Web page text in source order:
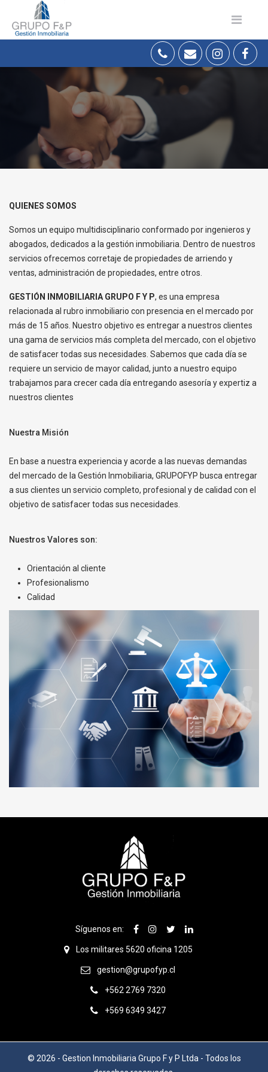
QUIENES SOMOS
Somos un equipo multidisciplinario conformado por ingenieros y
abogados, dedicados a la gestión inmobiliaria. Dentro de nuestros
servicios ofrecemos corretaje de propiedades de arriendo y
ventas, administración de propiedades, entre otros.
GESTIÓN INMOBILIARIA GRUPO F Y P, es una empresa
relacionada al rubro inmobiliario con presencia en el mercado por
más de 15 años. Nuestro objetivo es entregar a nuestros clientes
una gama de servicios más completa del mercado, con el objetivo
de satisfacer todas sus necesidades. Sabemos que cada día se
requiere un servicio de mayor calidad, junto a nuestro equipo
trabajamos para crecer cada día entregando asesoría y expertiz a
nuestros clientes
Nuestra Misión
En base a nuestra experiencia y acorde a las nuevas demandas
del mercado de la Gestión Inmobiliaria, GRUPOFYP busca entregar
a sus clientes un servicio completo, profesional y de calidad con el
objetivo de satisfacer todas sus necesidades.
Nuestros Valores son:
Orientación al cliente
Profesionalismo
Calidad
Síguenos en:
Los militares 5620 oficina 1205
gestion@grupofyp.cl
+562 2769 7320
+569 6349 3427
© 2026 - Gestion Inmobiliaria Grupo F y P Ltda - Todos los